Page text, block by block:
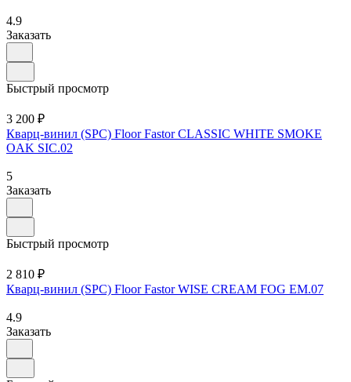
4.9
Заказать
Быстрый просмотр
3 200 ₽
Кварц-винил (SPC) Floor Fastor CLASSIC WHITE SMOKE
OAK SIC.02
5
Заказать
Быстрый просмотр
2 810 ₽
Кварц-винил (SPC) Floor Fastor WISE CREAM FOG EM.07
4.9
Заказать